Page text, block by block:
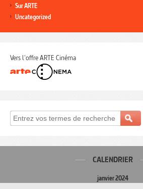
Sur ARTE
Uncategorized
Vers l'offre ARTE Cinéma
CALENDRIER
janvier 2024